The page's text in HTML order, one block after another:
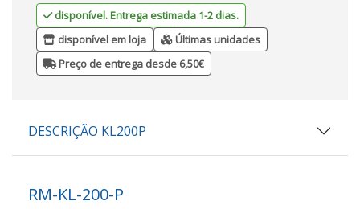
disponível. Entrega estimada 1-2 dias.
disponível em loja
Últimas unidades
Preço de entrega desde 6,50€
DESCRIÇÃO KL200P
RM-KL-200-P